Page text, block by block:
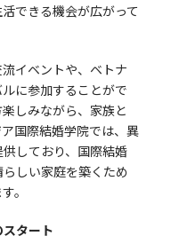
できる機会が広がって
イベントや、ベトナ
に参加することがで
しみながら、家族と
国際結婚学院では、異
しており、国際結婚
しい家庭を築くため
。
タート